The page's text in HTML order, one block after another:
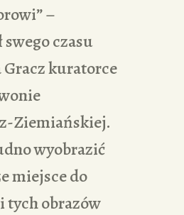
–
czasu
Gracz kuratorce
Ziemiańskiej.
wyobrazić
miejsce do
tych obrazów